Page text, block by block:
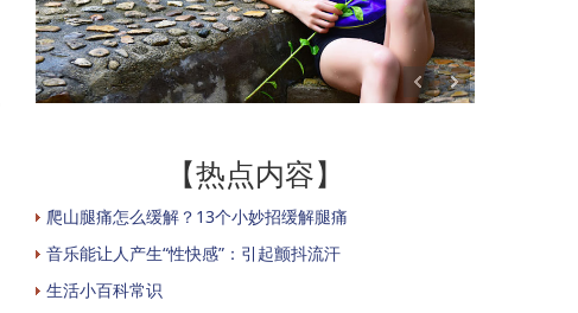
【热点内容】
爬山腿痛怎么缓解？13个小妙招缓解腿痛
音乐能让人产生“性快感”：引起颤抖流汗
生活小百科常识